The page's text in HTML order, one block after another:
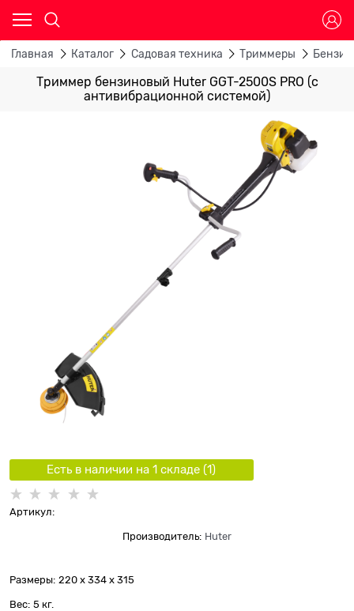
Главная Каталог Садовая техника Триммеры
Триммер бензиновый Huter GGT-2500S PRO (с
антивибрационной системой)
Есть в наличии на 1 складe (1)
Артикул:
Производитель: Huter
Размеры: 220 x 334 x 315
Вес: 5 кг.